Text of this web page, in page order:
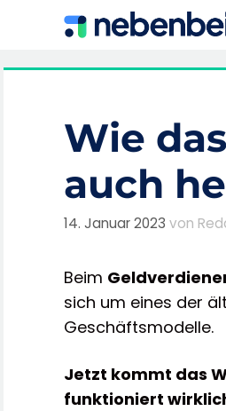
Wie
auch
14. Januar 2023 von
Beim
sich um eines der
Geschäftsmodelle.
Jetzt kommt das
funktioniert